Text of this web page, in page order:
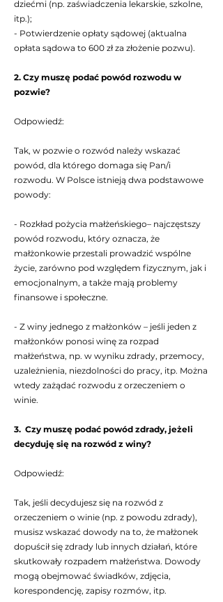
dziećmi (np. zaświadczenia lekarskie, szkolne,
itp.);
- Potwierdzenie opłaty sądowej (aktualna
opłata sądowa to 600 zł za złożenie pozwu).
2. Czy muszę podać powód rozwodu w
pozwie?
Odpowiedź:
Tak, w pozwie o rozwód należy wskazać
powód, dla którego domaga się Pan/i
rozwodu. W Polsce istnieją dwa podstawowe
powody:
- Rozkład pożycia małżeńskiego– najczęstszy
powód rozwodu, który oznacza, że
małżonkowie przestali prowadzić wspólne
życie, zarówno pod względem fizycznym, jak i
emocjonalnym, a także mają problemy
finansowe i społeczne.
- Z winy jednego z małżonków – jeśli jeden z
małżonków ponosi winę za rozpad
małżeństwa, np. w wyniku zdrady, przemocy,
uzależnienia, niezdolności do pracy, itp. Można
wtedy zażądać rozwodu z orzeczeniem o
winie.
3. Czy muszę podać powód zdrady, jeżeli
decyduję się na rozwód z winy?
Odpowiedź:
Tak, jeśli decydujesz się na rozwód z
orzeczeniem o winie (np. z powodu zdrady),
musisz wskazać dowody na to, że małżonek
dopuścił się zdrady lub innych działań, które
skutkowały rozpadem małżeństwa. Dowody
mogą obejmować świadków, zdjęcia,
korespondencję, zapisy rozmów, itp.